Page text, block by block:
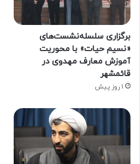
برگزاری سلسله‌نشست‌های
«نسیم حیات» با محوریت
آموزش معارف مهدوی در
قائمشهر
1 روز پیش